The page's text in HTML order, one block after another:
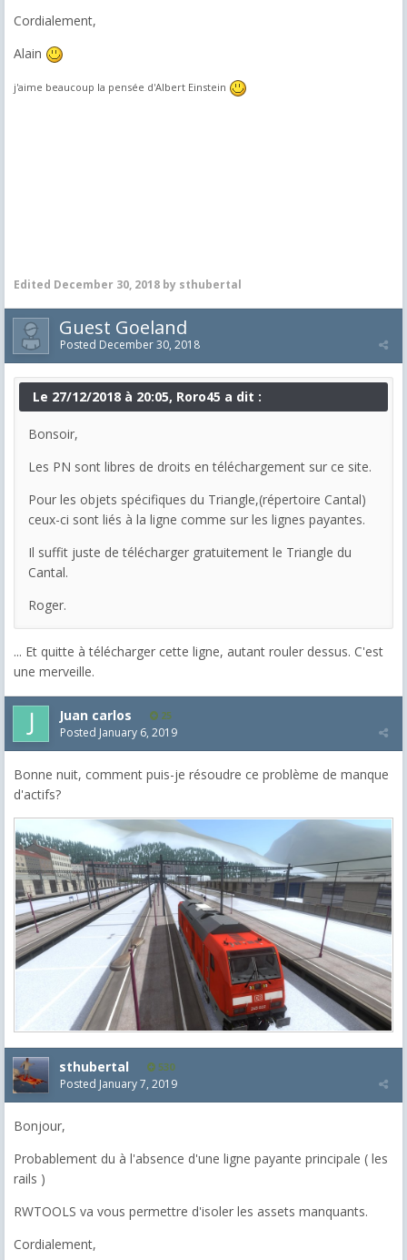
Cordialement,
Alain
j'aime beaucoup la pensée d'Albert Einstein
Edited December 30, 2018 by sthubertal
Guest Goeland
Posted December 30, 2018
Le 27/12/2018 à 20:05, Roro45 a dit :
Bonsoir,
Les PN sont libres de droits en téléchargement sur ce site.
Pour les objets spécifiques du Triangle,(répertoire Cantal)
ceux-ci sont liés à la ligne comme sur les lignes payantes.
Il suffit juste de télécharger gratuitement le Triangle du
Cantal.
Roger.
... Et quitte à télécharger cette ligne, autant rouler dessus. C'est
une merveille.
Juan carlos 25
Posted January 6, 2019
Bonne nuit, comment puis-je résoudre ce problème de manque
d'actifs?
sthubertal 530
Posted January 7, 2019
Bonjour,
Probablement du à l'absence d'une ligne payante principale ( les
rails )
RWTOOLS va vous permettre d'isoler les assets manquants.
Cordialement,